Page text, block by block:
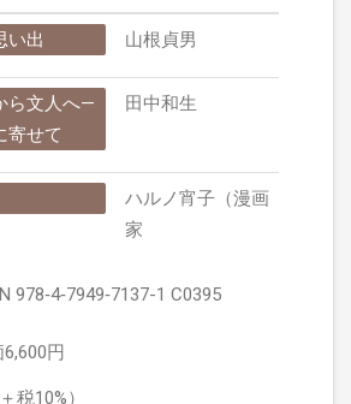
い出 山根貞男
ら文人へ—
寄せて
田中和生
ハルノ宵子（漫画
家
978‐4‐7949‐7137-1 C0395
円
税10%）